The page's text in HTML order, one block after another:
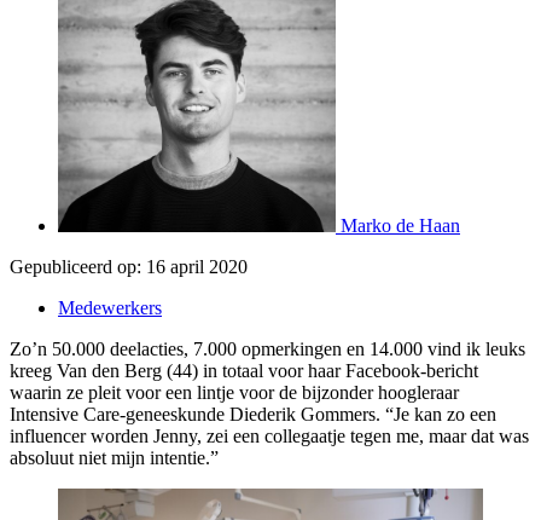
Marko de Haan
Gepubliceerd op: 16 april 2020
Medewerkers
Zo’n 50.000 deelacties, 7.000 opmerkingen en 14.000 vind ik leuks
kreeg Van den Berg (44) in totaal voor haar Facebook-bericht
waarin ze pleit voor een lintje voor de bijzonder hoogleraar
Intensive Care-geneeskunde Diederik Gommers. “Je kan zo een
influencer worden Jenny, zei een collegaatje tegen me, maar dat was
absoluut niet mijn intentie.”